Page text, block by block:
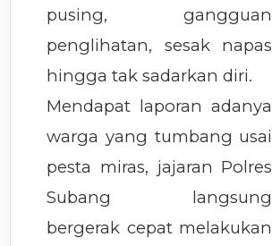
pusing, gangguan
penglihatan, sesak napas
hingga tak sadarkan diri.
Mendapat laporan adanya
warga yang tumbang usai
pesta miras, jajaran Polres
Subang langsung
bergerak cepat melakukan